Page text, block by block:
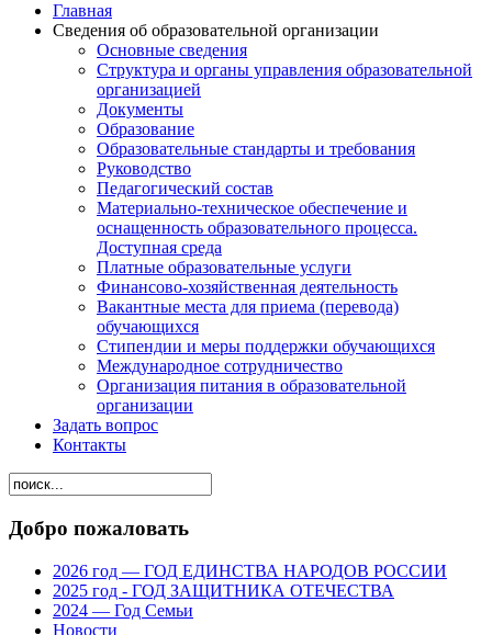
Главная
Сведения об образовательной организации
Основные сведения
Структура и органы управления образовательной
организацией
Документы
Образование
Образовательные стандарты и требования
Руководство
Педагогический состав
Материально-техническое обеспечение и
оснащенность образовательного процесса.
Доступная среда
Платные образовательные услуги
Финансово-хозяйственная деятельность
Вакантные места для приема (перевода)
обучающихся
Стипендии и меры поддержки обучающихся
Международное сотрудничество
Организация питания в образовательной
организации
Задать вопрос
Контакты
Добро пожаловать
2026 год — ГОД ЕДИНСТВА НАРОДОВ РОССИИ
2025 год - ГОД ЗАЩИТНИКА ОТЕЧЕСТВА
2024 — Год Семьи
Новости